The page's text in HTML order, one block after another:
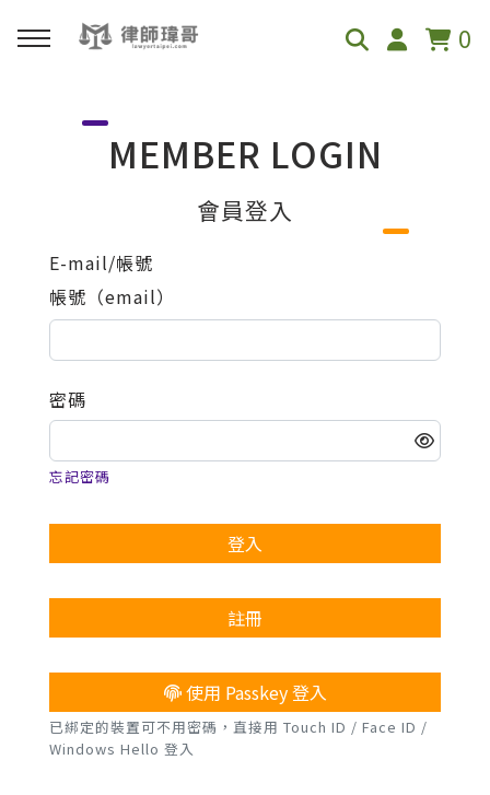
0
免費影音資源
Podcast
MEMBER LOGIN
會員登入
E-mail/帳號
帳號（email）
密碼
忘記密碼
登入
註冊
使用 Passkey 登入
已綁定的裝置可不用密碼，直接用 Touch ID / Face ID /
Windows Hello 登入